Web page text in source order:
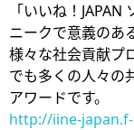
「いいね！
ニークで意義のあ
様々な社会貢献プ
でも多くの人々の
アワードです。
http://iine-